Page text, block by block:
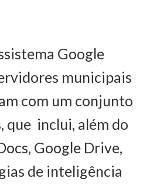
Google
municipais
com um conjunto
que inclui, além do
Google Drive,
de inteligência